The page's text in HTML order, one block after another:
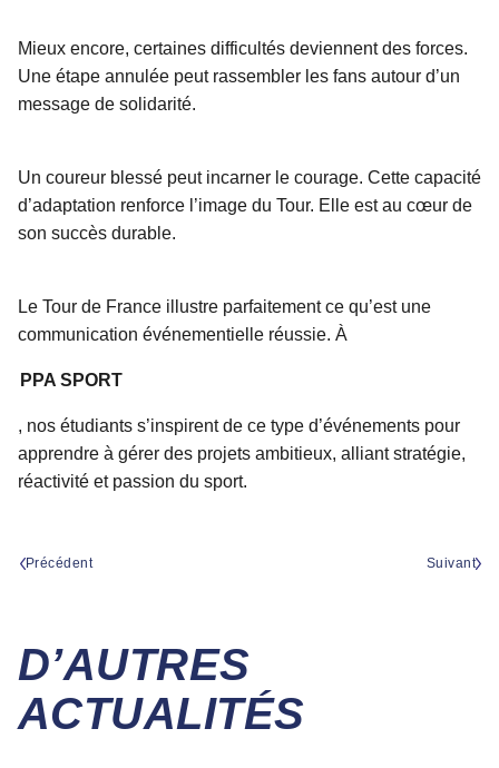
Mieux encore, certaines difficultés deviennent des forces.
Une étape annulée peut rassembler les fans autour d’un
message de solidarité.
Un coureur blessé peut incarner le courage. Cette capacité
d’adaptation renforce l’image du Tour. Elle est au cœur de
son succès durable.
Le Tour de France illustre parfaitement ce qu’est une
communication événementielle réussie. À
PPA SPORT
, nos étudiants s’inspirent de ce type d’événements pour
apprendre à gérer des projets ambitieux, alliant stratégie,
réactivité et passion du sport.
Précédent Suivant
D’AUTRES
ACTUALITÉS